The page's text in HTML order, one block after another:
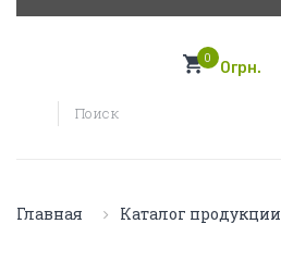
0
0грн.
Главная Каталог продукции